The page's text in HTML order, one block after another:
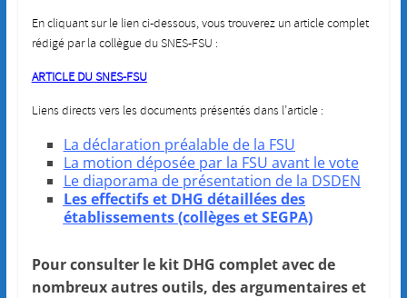
En cliquant sur le lien ci-dessous, vous trouverez un article complet
rédigé par la collègue du SNES-FSU :
ARTICLE DU SNES-FSU
Liens directs vers les documents présentés dans l’article :
La déclaration préalable de la FSU
La motion déposée par la FSU avant le vote
Le diaporama de présentation de la DSDEN
Les effectifs et DHG détaillées des
établissements (collèges et SEGPA)
Pour consulter le kit DHG complet avec de
nombreux autres outils, des argumentaires et